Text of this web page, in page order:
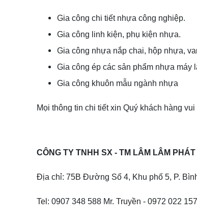
Gia công chi tiết nhựa công nghiệp.
Gia công linh kiện, phụ kiện nhựa.
Gia công nhựa nắp chai, hộp nhựa,
Gia công ép các sản phẩm nhựa máy
Gia công khuôn mẫu ngành nhựa
Mọi thông tin chi tiết xin Quý khách hàng
CÔNG TY TNHH SX - TM LÂM LÂM PHÁT
Địa chỉ: 75B Đường Số 4, Khu phố 5, P.
Tel: 0907 348 588 Mr. Truyền - 0972 022